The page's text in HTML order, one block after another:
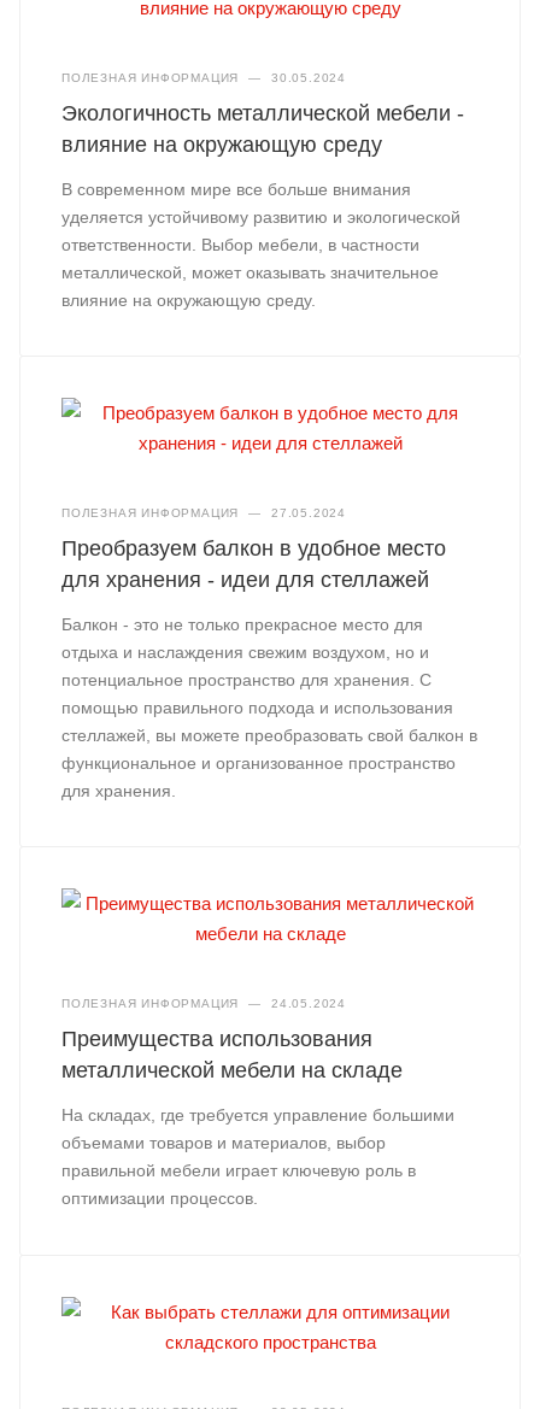
ПОЛЕЗНАЯ ИНФОРМАЦИЯ — 30.05.2024
Экологичность металлической мебели -
влияние на окружающую среду
В современном мире все больше внимания
уделяется устойчивому развитию и экологической
ответственности. Выбор мебели, в частности
металлической, может оказывать значительное
влияние на окружающую среду.
ПОЛЕЗНАЯ ИНФОРМАЦИЯ — 27.05.2024
Преобразуем балкон в удобное место
для хранения - идеи для стеллажей
Балкон - это не только прекрасное место для
отдыха и наслаждения свежим воздухом, но и
потенциальное пространство для хранения. С
помощью правильного подхода и использования
стеллажей, вы можете преобразовать свой балкон в
функциональное и организованное пространство
для хранения.
ПОЛЕЗНАЯ ИНФОРМАЦИЯ — 24.05.2024
Преимущества использования
металлической мебели на складе
На складах, где требуется управление большими
объемами товаров и материалов, выбор
правильной мебели играет ключевую роль в
оптимизации процессов.